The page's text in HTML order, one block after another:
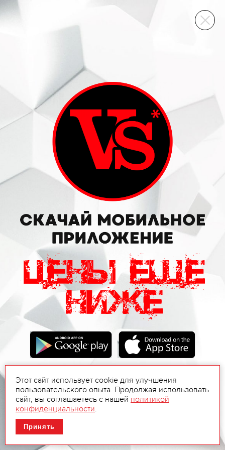
ВИННЫЙ СКЛАД
Этот сайт использует cookie для улучшения
пользовательского опыта. Продолжая использовать
сайт, вы соглашаетесь с нашей политикой
конфиденциальности.
Принять